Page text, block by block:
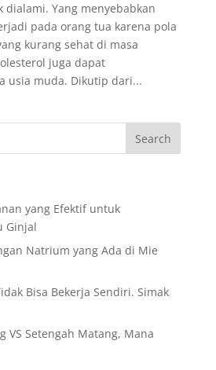
dialami. Yang menyebabkan
pada orang tua karena pola
kurang sehat di masa
juga dapat
usia muda. Dikutip dari...
yang Efektif untuk
Ginjal
Natrium yang Ada di Mie
Bisa Bekerja Sendiri. Simak
VS Setengah Matang, Mana